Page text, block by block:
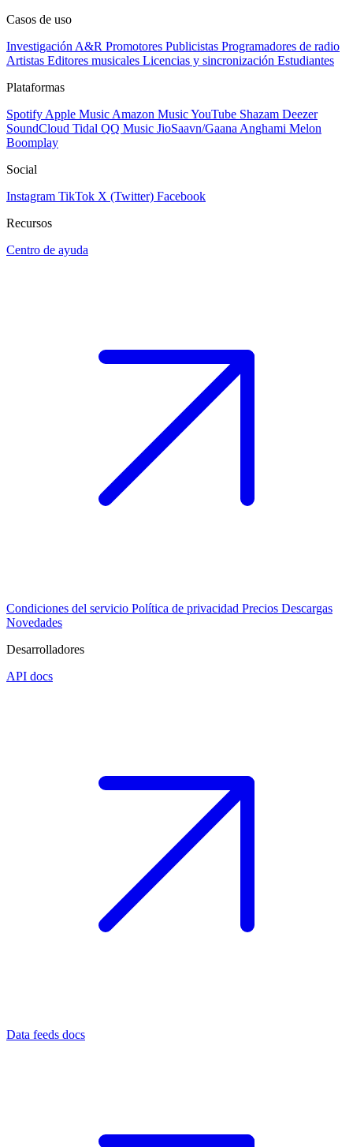
Casos de uso
Investigación A&R Promotores Publicistas Programadores de radio
Artistas Editores musicales Licencias y sincronización Estudiantes
Plataformas
Spotify Apple Music Amazon MusicYouTube Shazam Deezer
SoundCloud Tidal QQ Music JioSaavn/Gaana Anghami Melon
Boomplay
Social
Instagram TikTok X (Twitter) Facebook
Recursos
Centro de ayuda
Condiciones del servicio Política de privacidad Precios Descargas
Novedades
Desarrolladores
API docs
Data feeds docs